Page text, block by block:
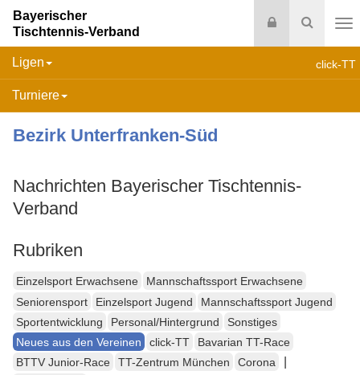
Suche
Login
Bayerischer
Tischtennis-Verband
click-TT
Ligen
Turniere
Bezirk Unterfranken-Süd
Nachrichten Bayerischer Tischtennis-
Verband
Rubriken
Einzelsport Erwachsene
Mannschaftssport Erwachsene
Seniorensport
Einzelsport Jugend
Mannschaftssport Jugend
Sportentwicklung
Personal/Hintergrund
Sonstiges
Neues aus den Vereinen
click-TT
Bavarian TT-Race
BTTV Junior-Race
TT-Zentrum München Corona